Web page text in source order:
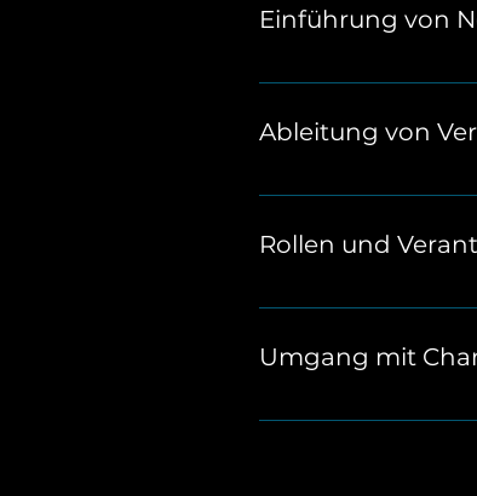
Einführung von
Entdeckt moderne
Ableitung von
Gemeinsam
Rollen und
Klärt Zuständigkeiten
Umgang mit
Wandel bedeutet